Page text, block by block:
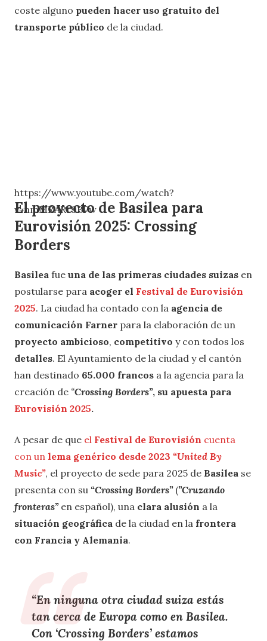
coste alguno pueden hacer uso gratuito del
transporte público de la ciudad.
https://www.youtube.com/watch?
v=nmMRARr9BPw
El proyecto de Basilea para
Eurovisión 2025: Crossing
Borders
Basilea fue una de las primeras ciudades suizas en
postularse para acoger el Festival de Eurovisión
2025. La ciudad ha contado con la agencia de
comunicación Farner para la elaboración de un
proyecto ambicioso, competitivo y con todos los
detalles. El Ayuntamiento de la ciudad y el cantón
han destinado 65.000 francos a la agencia para la
creación de “Crossing Borders”, su apuesta para
Eurovisión 2025.
A pesar de que el Festival de Eurovisión cuenta
con un lema genérico desde 2023 “United By
Music”, el proyecto de sede para 2025 de Basilea se
presenta con su “Crossing Borders”(”Cruzando
fronteras”en español), una clara alusión a la
situación geográfica de la ciudad en la frontera
con Francia y Alemania.
“En ninguna otra ciudad suiza estás
tan cerca de Europa como en Basilea.
Con ‘Crossing Borders’ estamos